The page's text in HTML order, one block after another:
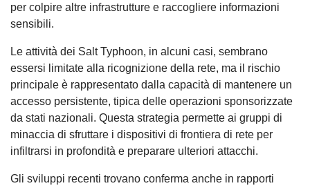
per colpire altre infrastrutture e raccogliere informazioni
sensibili.
Le attività dei Salt Typhoon, in alcuni casi, sembrano
essersi limitate alla ricognizione della rete, ma il rischio
principale è rappresentato dalla capacità di mantenere un
accesso persistente, tipica delle operazioni sponsorizzate
da stati nazionali. Questa strategia permette ai gruppi di
minaccia di sfruttare i dispositivi di frontiera di rete per
infiltrarsi in profondità e preparare ulteriori attacchi.
Gli sviluppi recenti trovano conferma anche in rapporti